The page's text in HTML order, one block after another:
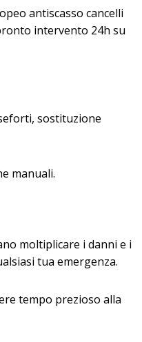
antiscasso cancelli
intervento 24h su
sostituzione
manuali.
moltiplicare i danni e i
tua emergenza.
tempo prezioso alla